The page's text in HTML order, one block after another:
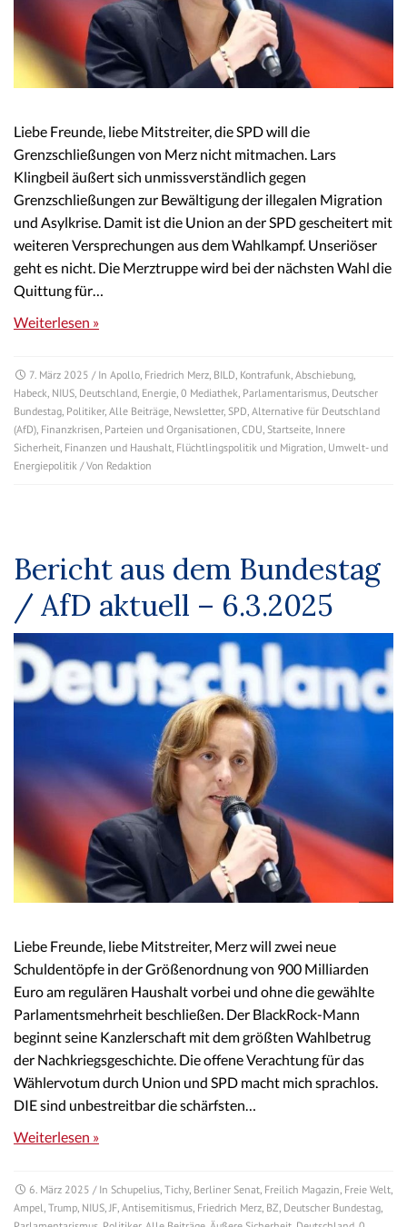
Liebe Freunde, liebe Mitstreiter, die SPD will die
Grenzschließungen von Merz nicht mitmachen. Lars
Klingbeil äußert sich unmissverständlich gegen
Grenzschließungen zur Bewältigung der illegalen Migration
und Asylkrise. Damit ist die Union an der SPD gescheitert mit
weiteren Versprechungen aus dem Wahlkampf. Unseriöser
geht es nicht. Die Merztruppe wird bei der nächsten Wahl die
Quittung für…
Weiterlesen »
7. März 2025 / In Apollo Friedrich Merz BILD Kontrafunk Abschiebung
Habeck NIUS Deutschland Energie 0 Mediathek Parlamentarismus Deutscher
Bundestag Politiker, Alle Beiträge Newsletter, SPD Alternative für Deutschland
(AfD) Finanzkrisen Parteien und Organisationen CDU Startseite Innere
Sicherheit Finanzen und Haushalt Flüchtlingspolitik und Migration Umwelt- und
Energiepolitik / Von Redaktion
Bericht aus dem Bundestag
/ AfD aktuell – 6.3.2025
Liebe Freunde, liebe Mitstreiter, Merz will zwei neue
Schuldentöpfe in der Größenordnung von 900 Milliarden
Euro am regulären Haushalt vorbei und ohne die gewählte
Parlamentsmehrheit beschließen. Der BlackRock-Mann
beginnt seine Kanzlerschaft mit dem größten Wahlbetrug
der Nachkriegsgeschichte. Die offene Verachtung für das
Wählervotum durch Union und SPD macht mich sprachlos.
DIE sind unbestreitbar die schärfsten…
Weiterlesen »
6. März 2025 / In Schupelius, Tichy, Berliner Senat, Freilich Magazin, Freie Welt,
Ampel, Trump, NIUS,JF, Antisemitismus, Friedrich Merz, BZ, Deutscher Bundestag,